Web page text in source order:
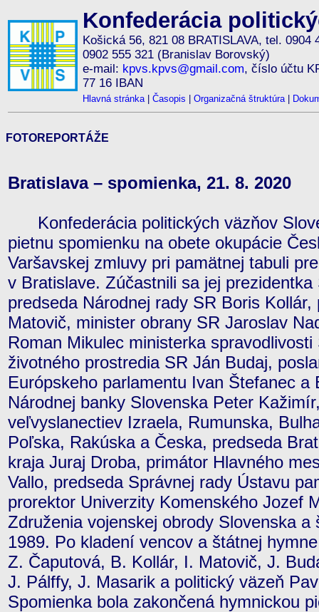
Konfederácia
Košická 56, 821 08 BRATISLAVA, tel. 0904
0902 555 321 (Branislav Borovský)
e-mail: kpvs.kpvs@gmail.com, číslo účtu
77 16 IBAN
Hlavná stránka| Časopis Organizačná štruktúra|
FOTOREPORTÁŽE
Bratislava – spomienka, 21. 8. 2020
Konfederácia politických väzňov
pietnu spomienku na obete okupácie
Varšavskej zmluvy pri pamätnej tabuli
v Bratislave. Zúčastnili sa jej
predseda Národnej rady SR Boris
Matovič, minister obrany SR Jaroslav
Roman Mikulec ministerka
životného prostredia SR Ján Budaj,
Európskeho parlamentu Ivan Štefanec a
Národnej banky Slovenska Peter
veľvyslanectiev Izraela, Rumunska,
Poľska, Rakúska a Česka, predseda
kraja Juraj Droba, primátor Hlavného
Vallo, predseda Správnej rady Ústavu
prorektor Univerzity Komenského Jozef
Združenia vojenskej obrody Slovenska a
1989. Po kladení vencov a štátnej
Z. Čaputová, B. Kollár, I. Matovič, J.
J. Pálffy, J. Masarik a politický väzeň
Spomienka bola zakončená hymnickou